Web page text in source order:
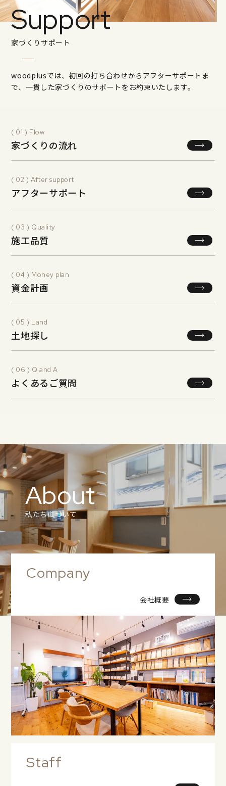
Support
家づくりサポート
woodplusでは、初回の打ち合わせからアフターサポートま
で、一貫した家づくりのサポートをお約束いたします。
( 01 ) Flow
家づくりの流れ
( 02 ) After support
アフターサポート
( 03 ) Quality
施工品質
( 04 ) Money plan
資金計画
( 05 ) Land
土地探し
( 06 ) Q and A
よくあるご質問
About
私たちについて
Company
会社概要
Staff